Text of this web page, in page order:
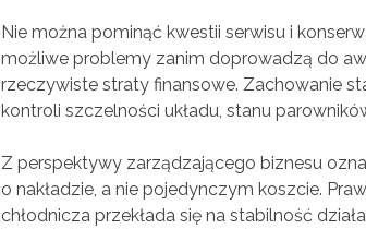
Nie można pominąć kwestii serwisu i
możliwe problemy zanim doprowadzą do
rzeczywiste straty finansowe. Zachowanie
kontroli szczelności układu, stanu
Z perspektywy zarządzającego biznesu
o nakładzie, a nie pojedynczym koszcie.
chłodnicza przekłada się na stabilność